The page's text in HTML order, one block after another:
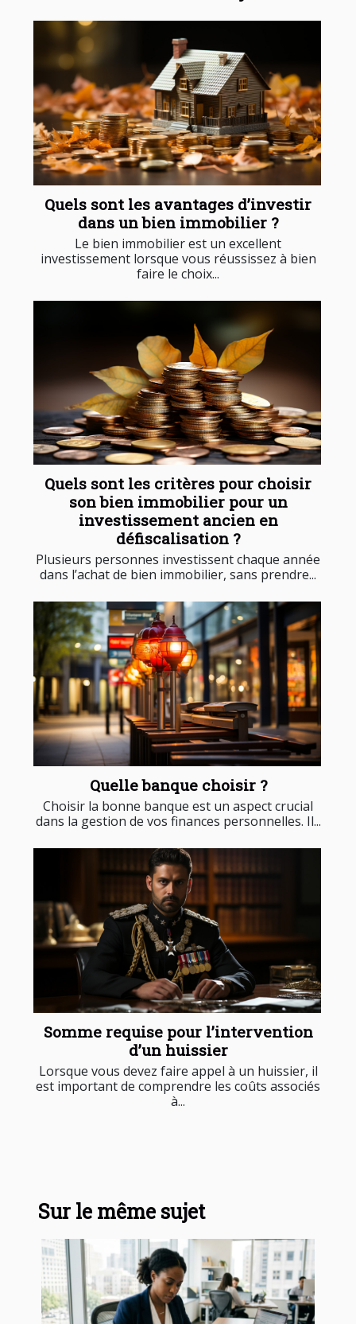
Quels sont les avantages d’investir
dans un bien immobilier ?
Le bien immobilier est un excellent
investissement lorsque vous réussissez à bien
faire le choix...
Quels sont les critères pour choisir
son bien immobilier pour un
investissement ancien en
défiscalisation ?
Plusieurs personnes investissent chaque année
dans l’achat de bien immobilier, sans prendre...
Quelle banque choisir ?
Choisir la bonne banque est un aspect crucial
dans la gestion de vos finances personnelles. Il...
Somme requise pour l’intervention
d’un huissier
Lorsque vous devez faire appel à un huissier, il
est important de comprendre les coûts associés
à...
Sur le même sujet